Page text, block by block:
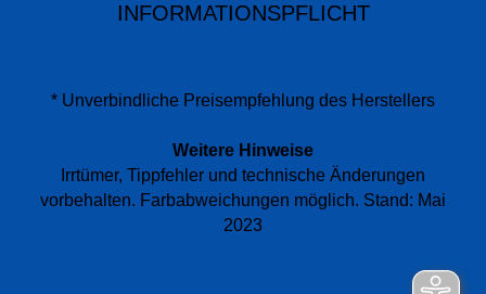
INFORMATIONSPFLICHT
* Unverbindliche Preisempfehlung des Herstellers
Weitere Hinweise
Irrtümer, Tippfehler und technische Änderungen
vorbehalten. Farbabweichungen möglich. Stand: Mai
2023